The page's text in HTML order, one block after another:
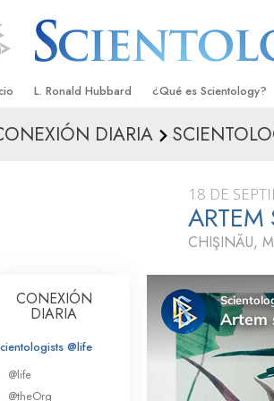
L. Ronald Hubbard ¿Qué es Scientology?
Creencias y Prácticas
Qué dicen los
Scientology
Conoce a un
Dentro de una Iglesia
Los Principios
Una Introducción a
DIARIA
18 DE
CHIŞINĂU,
CONEXIÓN
DIARIA
@life
@life
@theOrg